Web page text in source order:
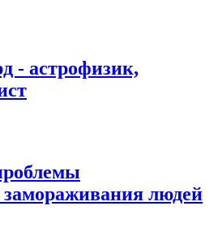
- астрофизик,
замораживания людей